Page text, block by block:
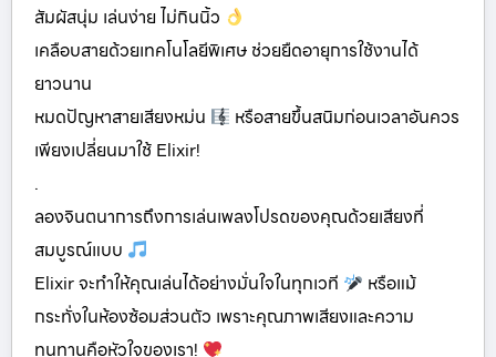
สัมผัสนุ่ม เล่นง่าย ไม่กินนิ้ว
เคลือบสายด้วยเทคโนโลยีพิเศษ ช่วยยืดอายุการใช้งานได้
ยาวนาน
หมดปัญหาสายเสียงหม่น
หรือสายขึ้นสนิมก่อนเวลาอันควร
เพียงเปลี่ยนมาใช้ Elixir!
.
ลองจินตนาการถึงการเล่นเพลงโปรดของคุณด้วยเสียงที่
สมบูรณ์แบบ
Elixir จะทำให้คุณเล่นได้อย่างมั่นใจในทุกเวที
หรือแม้
กระทั่งในห้องซ้อมส่วนตัว เพราะคุณภาพเสียงและความ
ทนทานคือหัวใจของเรา!